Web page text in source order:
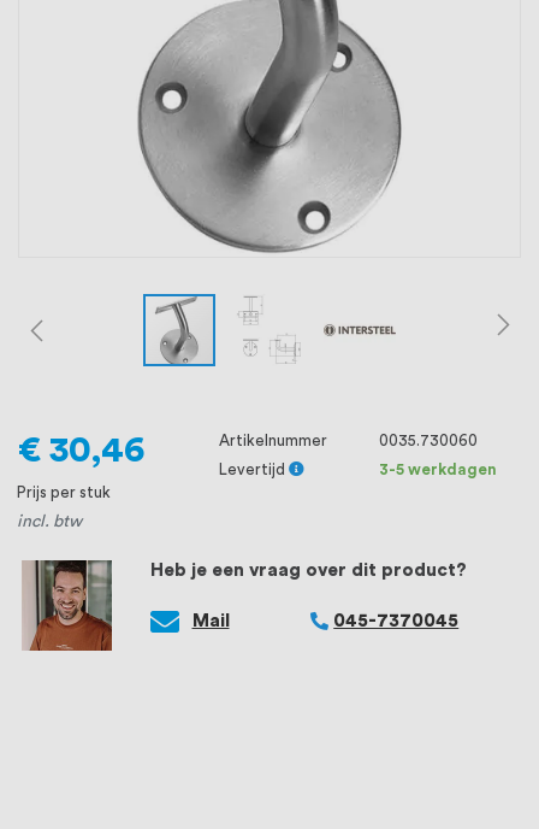
ons voorop, want we geloven dat een
goede relatie met onze klanten het
verschil maakt.
Heb je een vraag over dit product?
Mail 045-7370045
€ 30,46
Prijs per stuk
incl. btw
Artikelnummer
0035.730060
Levertijd
3-5 werkdagen